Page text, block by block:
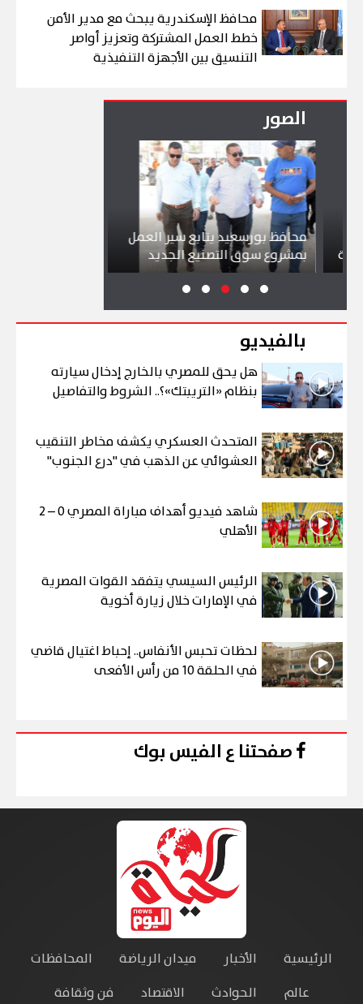
محافظ الإسكندرية يبحث مع مدير الأمن
خطط العمل المشتركة وتعزيز أواصر
التنسيق بين الأجهزة التنفيذية
الصور
محافظ بورسعيد يتابع سير العمل
بمشروع سوق التصنيع الجديد
بالفيديو
هل يحق للمصري بالخارج إدخال سيارته
بنظام «التريبتك»؟.. الشروط والتفاصيل
المتحدث العسكري يكشف مخاطر التنقيب
العشوائي عن الذهب في "درع الجنوب"
شاهد فيديو أهداف مباراة المصري 0 – 2
الأهلي
الرئيس السيسي يتفقد القوات المصرية
في الإمارات خلال زيارة أخوية
لحظات تحبس الأنفاس.. إحباط اغتيال قاضي
في الحلقة 10 من رأس الأفعى
صفحتنا ع الفيس بوك
الرئيسية الأخبار ميدان الرياضة
المحافظات
عالم
الحوادث الاقتصاد فن وثقافة